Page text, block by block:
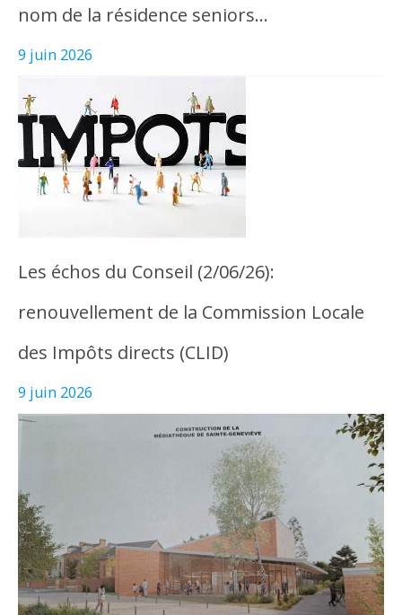
nom de la résidence seniors…
9 juin 2026
Les échos du Conseil (2/06/26):
renouvellement de la Commission Locale
des Impôts directs (CLID)
9 juin 2026